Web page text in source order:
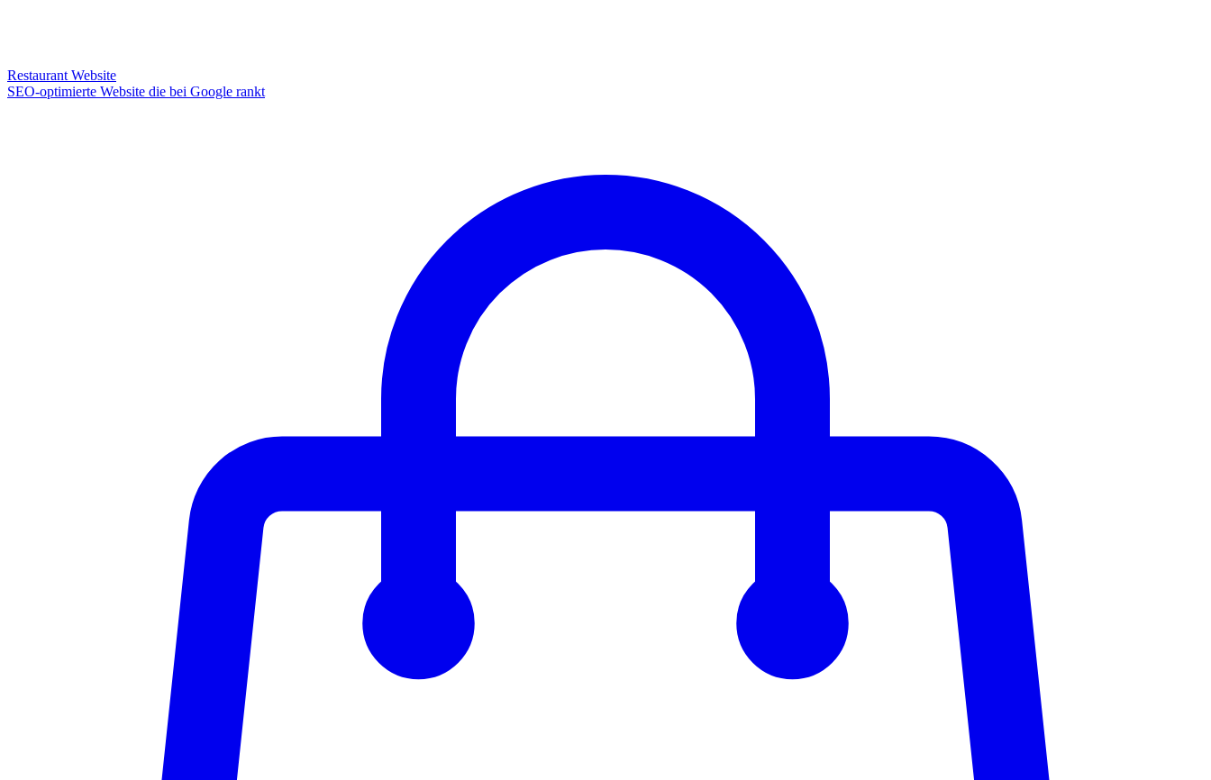
Restaurant Website
SEO-optimierte Website die bei Google rankt